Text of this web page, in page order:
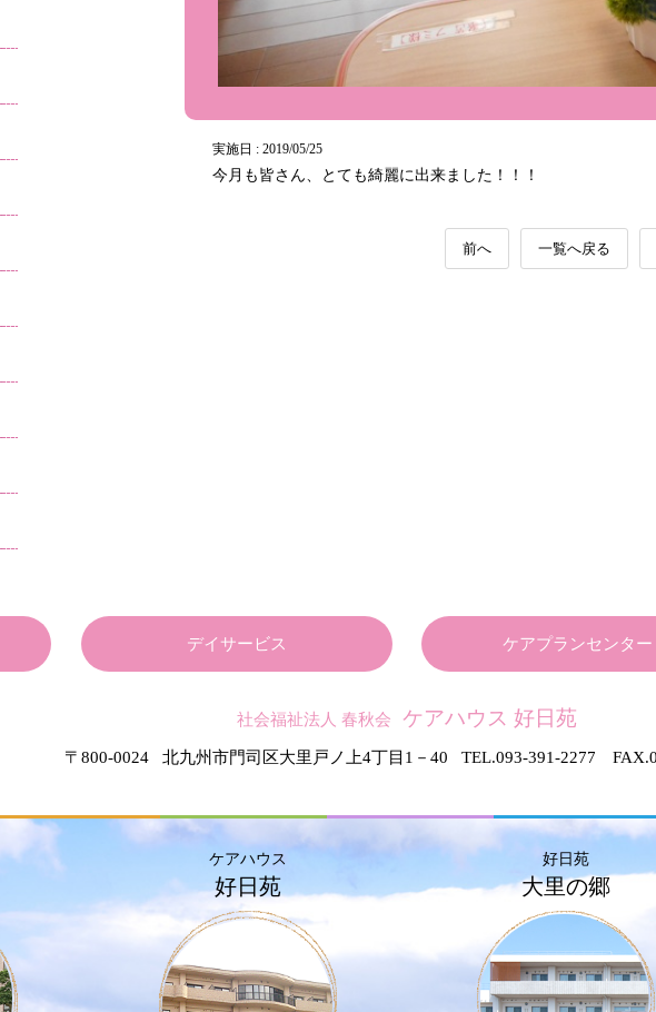
実施日 : 2019/05/25
今月も皆さん、とても綺麗に出来ました！！！
前へ 一覧へ戻る
デイサービス ケアプランセンター
社会福祉法人 春秋会 ケアハウス 好日苑
〒800-0024 北九州市門司区大里戸ノ上4丁目1－40 TEL.093-391-2277
ケアハウス
好日苑
好日苑
大里の郷